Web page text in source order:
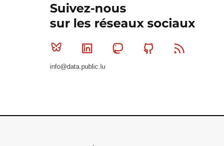
Suivez-nous
sur les réseaux sociaux
Bluesky Linkedin MastodonGithub
info@data.public.lu